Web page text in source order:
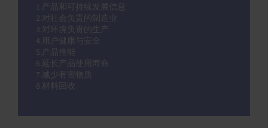
1.产品和可持续发展信息
2.对社会负责的制造业
3.对环境负责的生产
4.用户健康与安全
5.产品性能
6.延长产品使用寿命
7.减少有害物质
8.材料回收